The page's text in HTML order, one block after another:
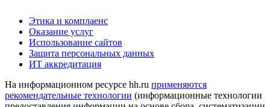
Этика и комплаенс
Оказание услуг
Использование сайтов
Защита персональных данных
ИТ аккредитация
На информационном ресурсе hh.ru применяются
рекомендательные технологии (информационные технологии